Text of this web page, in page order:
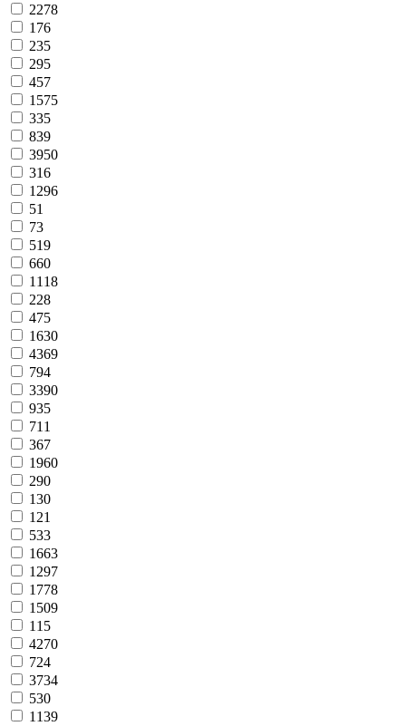
2278
176
235
295
457
1575
335
839
3950
316
1296
51
73
519
660
1118
228
475
1630
4369
794
3390
935
711
367
1960
290
130
121
533
1663
1297
1778
1509
115
4270
724
3734
530
1139